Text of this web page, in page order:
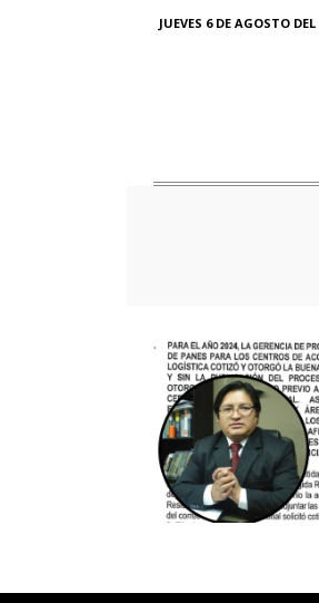
JUEVES 6 DE AGOSTO